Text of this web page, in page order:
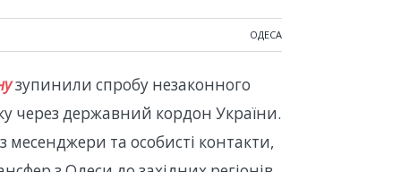
ОДЕСА
зупинили спробу незаконного
через державний кордон України.
месенджери та особисті контакти,